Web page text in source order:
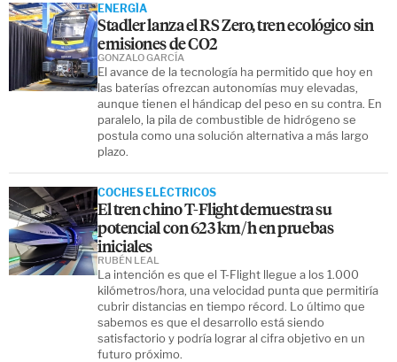
ENERGÍA
Stadler lanza el RS Zero, tren ecológico sin
emisiones de CO2
El avance de la tecnología ha permitido que hoy en
las baterías ofrezcan autonomías muy elevadas,
aunque tienen el hándicap del peso en su contra. En
paralelo, la pila de combustible de hidrógeno se
postula como una solución alternativa a más largo
plazo.
GONZALO GARCÍA
COCHES ELÉCTRICOS
El tren chino T-Flight demuestra su
potencial con 623 km/h en pruebas
iniciales
La intención es que el T-Flight llegue a los 1.000
kilómetros/hora, una velocidad punta que permitiría
cubrir distancias en tiempo récord. Lo último que
sabemos es que el desarrollo está siendo
satisfactorio y podría lograr al cifra objetivo en un
futuro próximo.
RUBÉN LEAL